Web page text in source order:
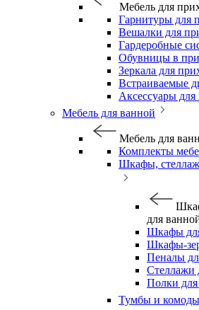
Мебель для
Гарнитуры для
Вешалки для
Гардеробные
Обувницы в
Зеркала для
Встраиваемые
Аксессуары
Мебель для ванной
Мебель для
Комплекты
Шкафы,
для
Шкафы
Шкафы-
Пеналы
Стеллажи
Полки
Тумбы и